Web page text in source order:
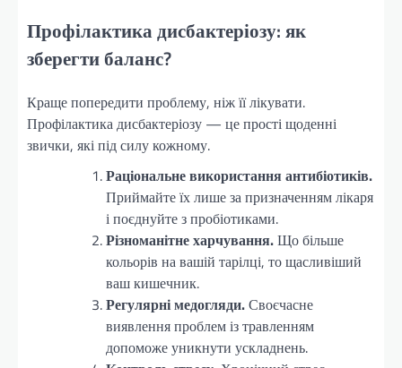
Профілактика дисбактеріозу: як
зберегти баланс?
Краще попередити проблему, ніж її лікувати.
Профілактика дисбактеріозу — це прості щоденні
звички, які під силу кожному.
Раціональне використання антибіотиків.
Приймайте їх лише за призначенням лікаря
і поєднуйте з пробіотиками.
Різноманітне харчування.Що більше
кольорів на вашій тарілці, то щасливіший
ваш кишечник.
Регулярні медогляди.Своєчасне
виявлення проблем із травленням
допоможе уникнути ускладнень.